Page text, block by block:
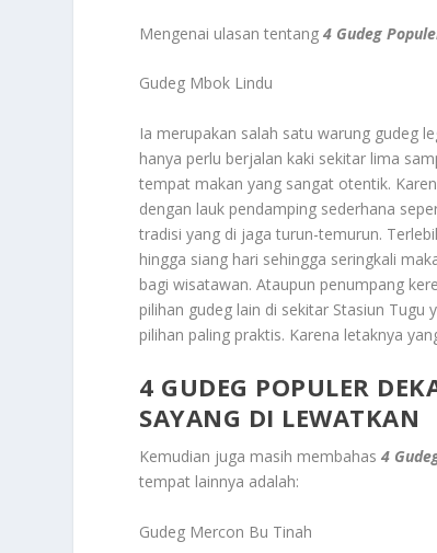
Mengenai ulasan tentang4 Gudeg
Gudeg Mbok Lindu
Ia merupakan salah satu warung gudeg
hanya perlu berjalan kaki sekitar lima
tempat makan yang sangat otentik.
dengan lauk pendamping sederhana
tradisi yang di jaga turun-temurun.
hingga siang hari sehingga seringkali
bagi wisatawan. Ataupun penumpang
pilihan gudeg lain di sekitar Stasiun Tugu
pilihan paling praktis. Karena letaknya
4 GUDEG POPULER
SAYANG DI LEWATKAN
Kemudian juga masih membahas4
tempat lainnya adalah:
Gudeg Mercon Bu Tinah